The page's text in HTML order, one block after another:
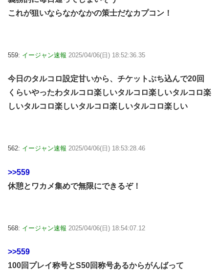
これが狙いならなかなかの策士だなカプコン！
559: イージャン速報 2025/04/06(日) 18:52:36.35
今日のタルコロ設定甘いから、チケットぶち込んで20回
くらいやったわタルコロ楽しいタルコロ楽しいタルコロ楽
しいタルコロ楽しいタルコロ楽しいタルコロ楽しい
562: イージャン速報 2025/04/06(日) 18:53:28.46
>>559
休憩とワカメ集めで無限にできるぞ！
568: イージャン速報 2025/04/06(日) 18:54:07.12
>>559
100回プレイ称号とS50回称号あるからがんばって